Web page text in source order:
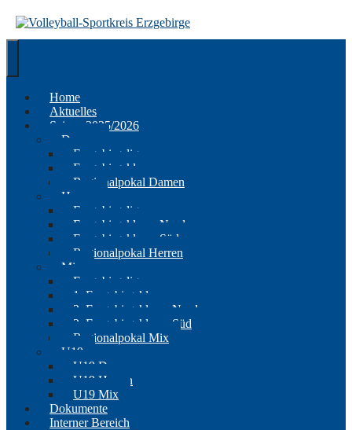
zum
Inhalt
Home
Aktuelles
Saison 2025/2026
Damen
Erzgebirgsliga
Erzgebirgsklasse
Regionalpokal Damen
Herren
Erzgebirgsliga
Erzgebirgsklasse Nord
Erzgebirgsklasse Süd
Regionalpokal Herren
Mix
Erzgebirgsliga
1. Erzgebirgsklasse
2. Erzgebirgsklasse Nord
2. Erzgebirgsklasse Süd
Regionalpokal Mix
U19
U19 Damen
U19 Herren
U19 Mix
Dokumente
Interner Bereich